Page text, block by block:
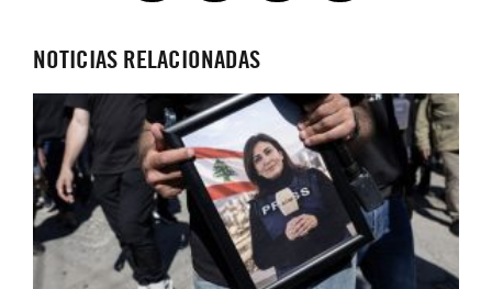
NOTICIAS RELACIONADAS